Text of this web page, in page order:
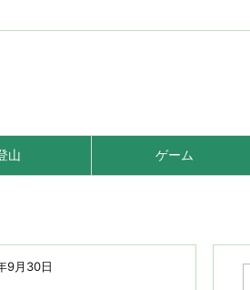
山 ゲーム
9月30日